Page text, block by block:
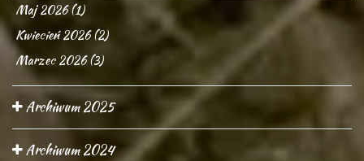
Maj 2026 (1)
Kwiecień 2026 (2)
Marzec 2026 (3)
Archiwum 2025
Archiwum 2024